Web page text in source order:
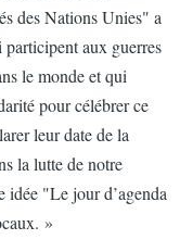
des Nations Unies" a
participent aux guerres
le monde et qui
pour célébrer ce
leur date de la
la lutte de notre
idée "Le jour d’agenda
»